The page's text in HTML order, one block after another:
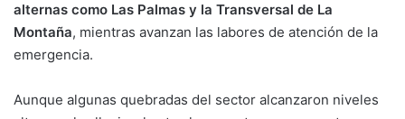
alternas como Las Palmas y la Transversal de La
Montaña, mientras avanzan las labores de atención de la
emergencia.
Aunque algunas quebradas del sector alcanzaron niveles